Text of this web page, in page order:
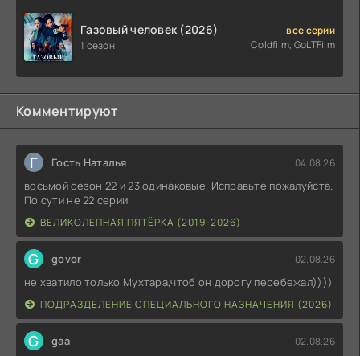
Газовый человек (2026)
1 сезон
все серии
Coldfilm, GoLTFilm
Комментируют
Г Гость Наталья 04.08.26
восьмой сезон 22 и 23 одинаковые. Исправьте пожалуйста.
По сути не 22 серии
ВЕЛИКОЛЕПНАЯ ПЯТЁРКА (2019-2026)
G govor 02.08.26
не хватило только Мухтара,чтоб он дорогу перебежал))))
ПОДРАЗДЕЛЕНИЕ СПЕЦИАЛЬНОГО НАЗНАЧЕНИЯ (2026)
G gaa 02.08.26